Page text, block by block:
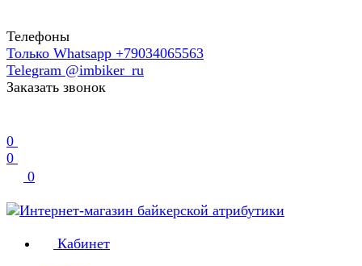
Телефоны
Только Whatsapp +79034065563
Telegram @imbiker_ru
Заказать звонок
0
0
0
Кабинет